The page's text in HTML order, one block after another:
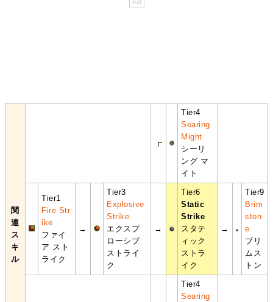
関
連
ス
キ
ル
┏
Tier4
Searing
Might
シーリ
ング マ
イト
Tier1
Fire Str
ike
ファイ
ア スト
ライク
→
Tier3
Explosive
Strike
エクスプ
ローシブ
ストライ
ク
→
Tier6
Static
Strike
スタテ
ィック
ストラ
イク
→
Tier9
Brim
ston
e
ブリ
ムス
トン
Tier4
Searing